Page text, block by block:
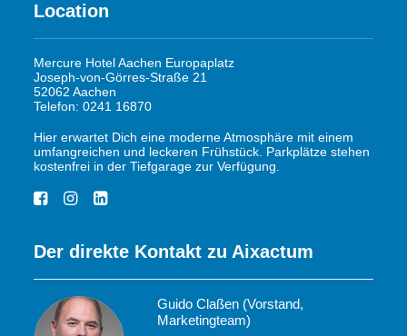
Location
Mercure Hotel Aachen Europaplatz
Joseph-von-Görres-Straße 21
52062 Aachen
Telefon: 0241 16870
Hier erwartet Dich eine moderne Atmosphäre mit einem
umfangreichen und leckeren Frühstück. Parkplätze stehen
kostenfrei in der Tiefgarage zur Verfügung.
Der direkte Kontakt zu Aixactum
Guido Claßen (Vorstand,
Marketingteam)